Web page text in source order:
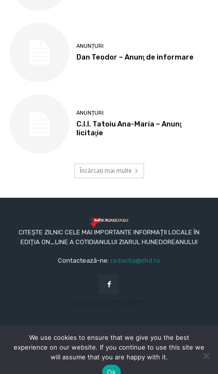
ANUNȚURI
Dan Teodor – Anunţ de informare
ANUNȚURI
C.I.I. Tatoiu Ana-Maria – Anunţ
licitaţie
Încărcați mai multe
CITEȘTE ZILNIC CELE MAI IMPORTANTE INFORMAȚII LOCALE ÎN
EDIȚIA ON_LINE A COTIDIANULUI ZIARUL HUNEDOREANULUI
Contactează-ne: redactia@zhd.ro
© Copyright - 2015 - 2023 - Ziarul Hunedoreanului
TERMENI ȘI CONDIȚII
We use cookies to ensure that we give you the best
experience on our website. If you continue to use this site we
will assume that you are happy with it.
Ok